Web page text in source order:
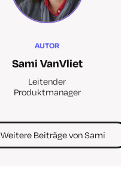
AUTOR
Sami VanVliet
Leitender
Produktmanager
Weitere Beiträge von Sami